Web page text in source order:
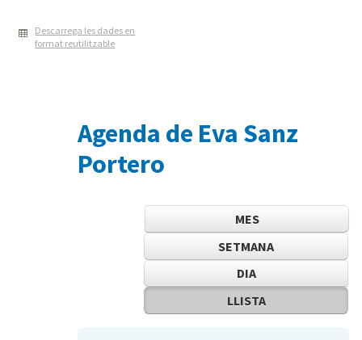
Descarrega les dades en
format reutilitzable
Agenda de Eva Sanz
Portero
MES
SETMANA
DIA
LLISTA